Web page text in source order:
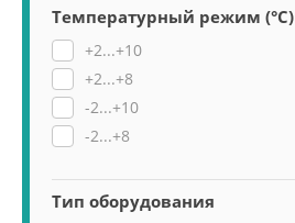
Температурный режим (°C)
+2...+10
+2...+8
-2...+10
-2...+8
Тип оборудования